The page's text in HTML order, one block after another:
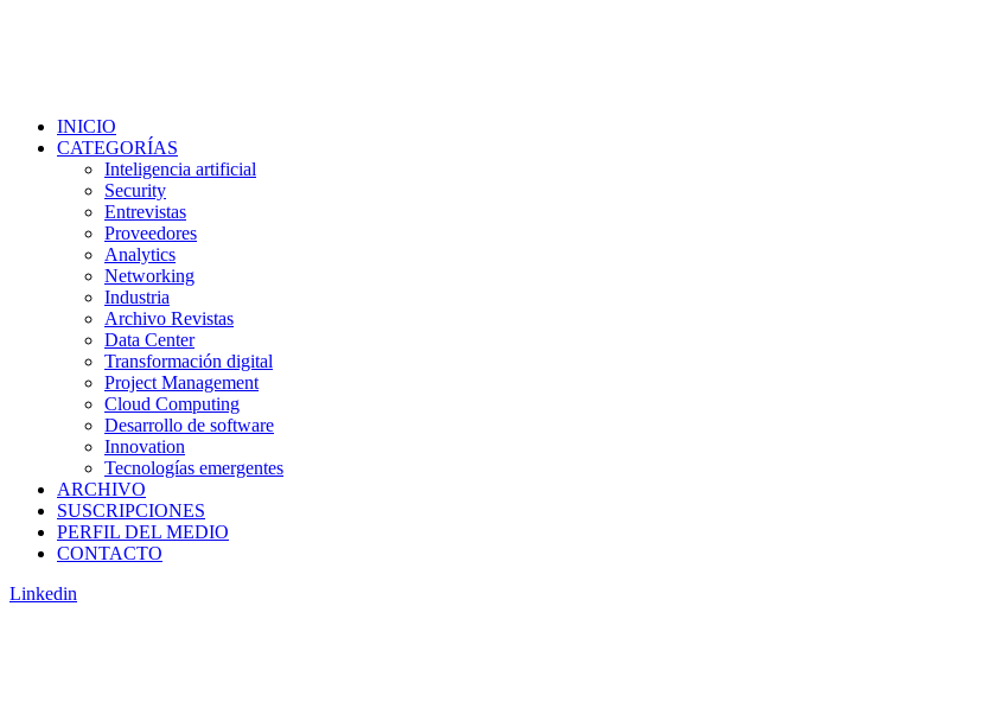
INICIO
CATEGORÍAS
Inteligencia artificial
Security
Entrevistas
Proveedores
Analytics
Networking
Industria
Archivo Revistas
Data Center
Transformación digital
Project Management
Cloud Computing
Desarrollo de software
Innovation
Tecnologías emergentes
ARCHIVO
SUSCRIPCIONES
PERFIL DEL MEDIO
CONTACTO
Linkedin